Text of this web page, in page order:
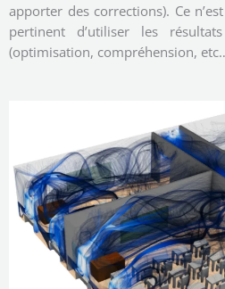
apporter des corrections). Ce
pertinent d’utiliser les
(optimisation, compréhension,